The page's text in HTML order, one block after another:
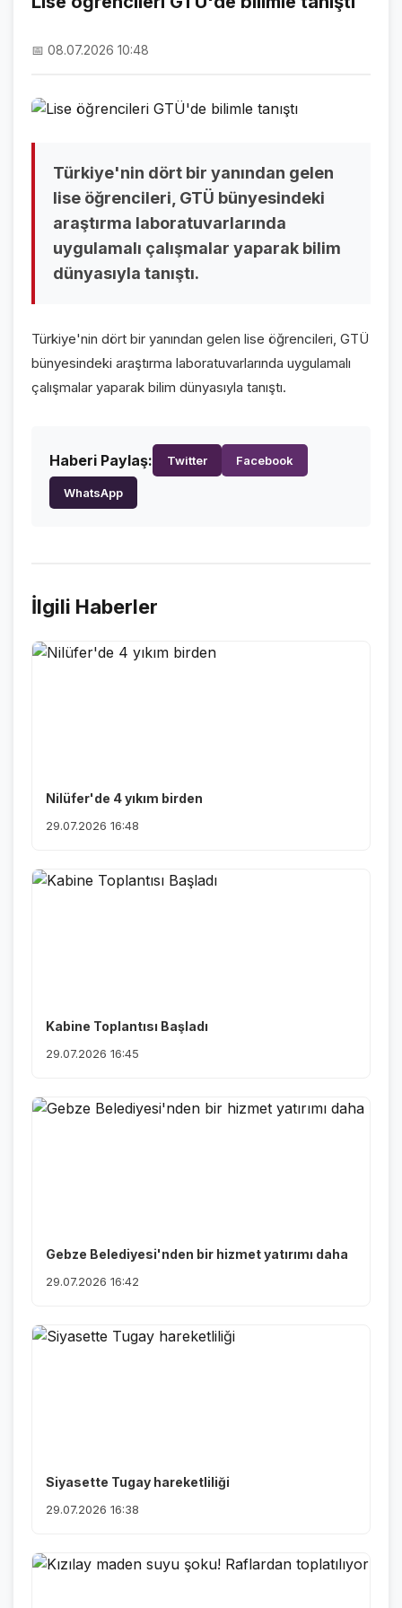
HAVA DURUMU
NÖBETÇİ ECZANELER
SON DAKİKA
SON DAKİKA HABERLERİ
GALERİLER
FOTO GALERİ
KURUMSAL
İLETİŞİM
📅 08.07.2026 10:48
Türkiye'nin dört bir yanından gelen
lise öğrencileri, GTÜ bünyesindeki
araştırma laboratuvarlarında
uygulamalı çalışmalar yaparak bilim
dünyasıyla tanıştı.
Türkiye'nin dört bir yanından gelen lise öğrencileri, GTÜ
bünyesindeki araştırma laboratuvarlarında uygulamalı
çalışmalar yaparak bilim dünyasıyla tanıştı.
Haberi Paylaş: Twitter Facebook
WhatsApp
İlgili Haberler
Nilüfer'de 4 yıkım birden
29.07.2026 16:48
Kabine Toplantısı Başladı
29.07.2026 16:45
Gebze Belediyesi'nden bir hizmet yatırımı daha
29.07.2026 16:42
Siyasette Tugay hareketliliği
29.07.2026 16:38